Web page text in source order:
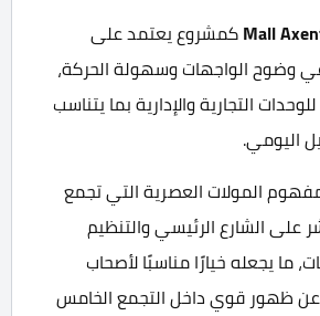
Mallكمشروع يعتمد على
وضوح الواجهات وسهولة الحركة،
التجارية والإدارية بما يتناسب
اليومي.
المولات العصرية التي تجمع
على الشارع الرئيسي والتنظيم
ما يجعله خيارًا مناسبًا لأصحاب
عن ظهور قوي داخل التجمع الخامس